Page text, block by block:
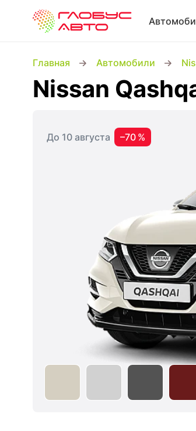
Главная Автомобили
Nissan
До 10 августа
–70 %